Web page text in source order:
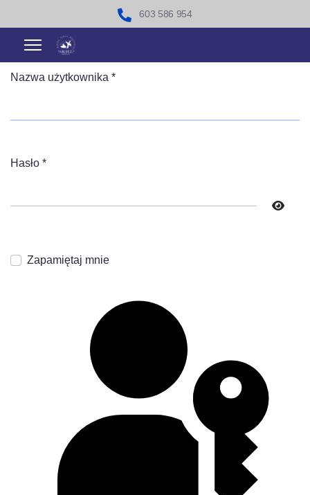
603 586 954
Nazwa użytkownika *
Hasło *
Zapamiętaj mnie